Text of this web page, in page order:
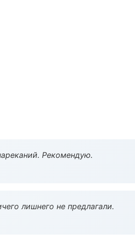
Рекомендую.
лишнего не предлагали.